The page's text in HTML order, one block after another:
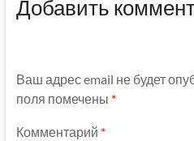
Добавить
Ваш адрес email не будет
поля помечены *
Комментарий *